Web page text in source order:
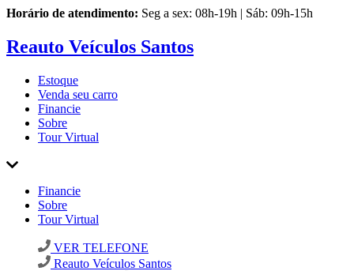
Horário de atendimento: Seg a sex: 08h-19h | Sáb: 09h-15h
Reauto Veículos Santos
Estoque
Venda seu carro
Financie
Sobre
Tour Virtual
Financie
Sobre
Tour Virtual
VER TELEFONE
Reauto Veículos Santos